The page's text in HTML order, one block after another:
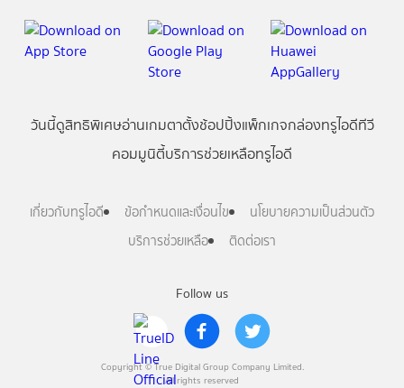
Follow us
Copyright © True Digital Group Company Limited.
All rights reserved
วันนี้ดูสิทธิพิเศษอ่านเกมตาตั้งช้อปปิ้งแพ็กเกจกล่องทรูไอดีทีวี
คอมมูนิตี้บริการช่วยเหลือทรูไอดี
เกี่ยวกับทรูไอดี ข้อกำหนดและเงื่อนไข
นโยบายความเป็นส่วนตัว
บริการช่วยเหลือ
ติดต่อเรา